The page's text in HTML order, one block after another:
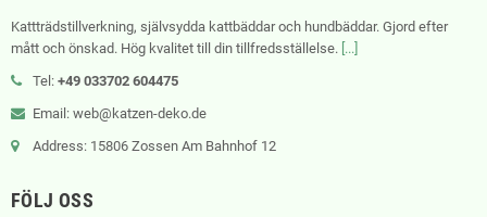
Kattträdstillverkning, självsydda kattbäddar och hundbäddar. Gjord efter
mått och önskad. Hög kvalitet till din tillfredsställelse. [...]
Tel: +49 033702 604475
Email: web@katzen-deko.de
Address: 15806 Zossen Am Bahnhof 12
FÖLJ OSS